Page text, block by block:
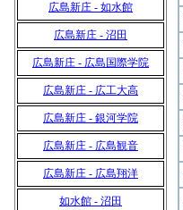
広島新庄 - 如水館
広島新庄 - 沼田
広島新庄 - 広島国際学院
広島新庄 - 広工大高
広島新庄 - 銀河学院
広島新庄 - 広島観音
広島新庄 - 広島翔洋
如水館 - 沼田